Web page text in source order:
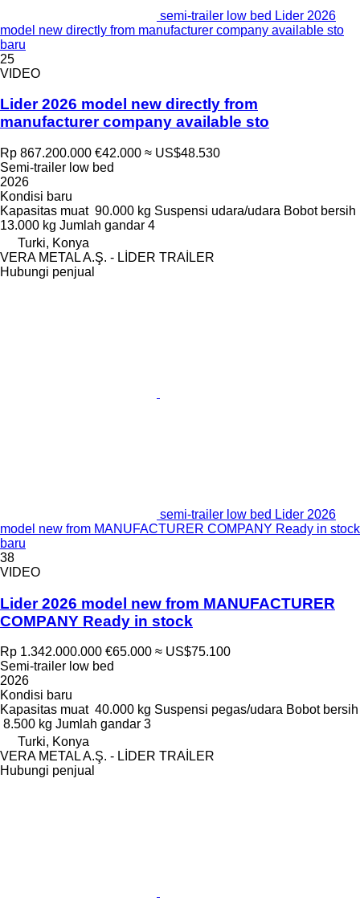
semi-trailer low bed Lider 2026
model new directly from manufacturer company available sto
baru
25
VIDEO
Lider 2026 model new directly from
manufacturer company available sto
Rp 867.200.000 €42.000 ≈ US$48.530
Semi-trailer low bed
2026
Kondisi baru
Kapasitas muat 90.000 kg Suspensi udara/udara Bobot bersih
13.000 kg Jumlah gandar 4
Turki, Konya
VERA METAL A.Ş. - LİDER TRAİLER
Hubungi penjual
semi-trailer low bed Lider 2026
model new from MANUFACTURER COMPANY Ready in stock
baru
38
VIDEO
Lider 2026 model new from MANUFACTURER
COMPANY Ready in stock
Rp 1.342.000.000 €65.000 ≈ US$75.100
Semi-trailer low bed
2026
Kondisi baru
Kapasitas muat 40.000 kg Suspensi pegas/udara Bobot bersih
8.500 kg Jumlah gandar 3
Turki, Konya
VERA METAL A.Ş. - LİDER TRAİLER
Hubungi penjual